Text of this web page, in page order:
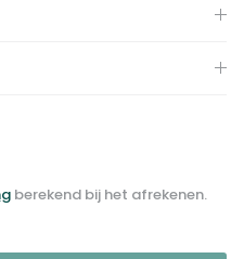
berekend bij het afrekenen.